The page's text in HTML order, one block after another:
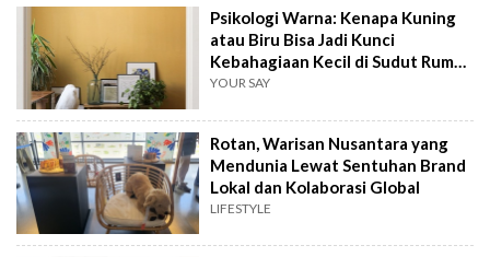
Psikologi Warna: Kenapa Kuning
atau Biru Bisa Jadi Kunci
Kebahagiaan Kecil di Sudut Rumah
Anda
YOUR SAY
Rotan, Warisan Nusantara yang
Mendunia Lewat Sentuhan Brand
Lokal dan Kolaborasi Global
LIFESTYLE